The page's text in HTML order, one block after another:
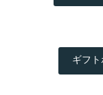
ギフ